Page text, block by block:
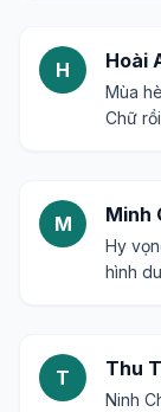
H Hoài
Mùa
Chữ
M Minh
Hy
hình
T Thu
Ninh